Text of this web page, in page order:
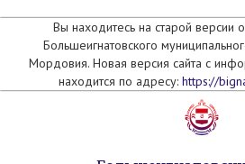
Вы находитесь на старой версии
Большеигнатовского
Мордовия. Новая версия сайта с
находится по адресу: https://